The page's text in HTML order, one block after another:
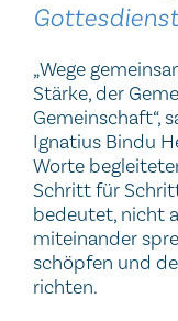
„Wege
Stärke, der
Gemeinschaft“,
Ignatius Bindu
Worte
Schritt für
bedeutet, nicht
miteinander
schöpfen und
richten.